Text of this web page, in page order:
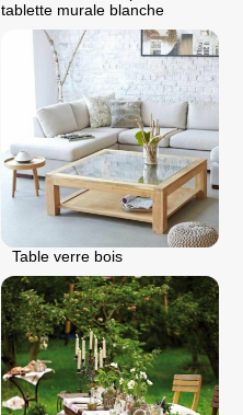
tablette murale blanche
Table verre bois